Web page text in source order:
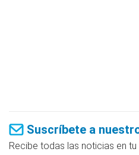
Suscríbete a
Recibe todas las noticias en tu